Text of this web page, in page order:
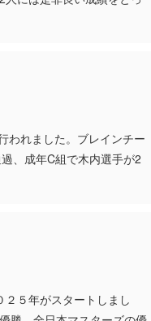
われました。ブレインチー
、成年C組で木内選手が2
５年がスタートしまし